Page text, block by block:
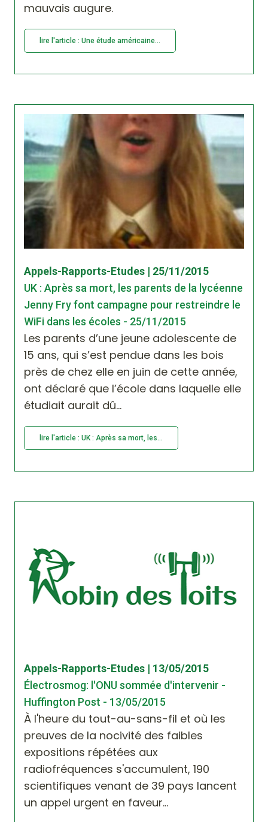
mauvais augure.
lire l'article : Une étude américaine...
Appels-Rapports-Etudes | 25/11/2015
UK : Après sa mort, les parents de la lycéenne
Jenny Fry font campagne pour restreindre le
WiFi dans les écoles - 25/11/2015
Les parents d’une jeune adolescente de
15 ans, qui s’est pendue dans les bois
près de chez elle en juin de cette année,
ont déclaré que l’école dans laquelle elle
étudiait aurait dû...
lire l'article : UK : Après sa mort, les...
Appels-Rapports-Etudes | 13/05/2015
Électrosmog: l'ONU sommée d'intervenir -
Huffington Post - 13/05/2015
À l'heure du tout-au-sans-fil et où les
preuves de la nocivité des faibles
expositions répétées aux
radiofréquences s'accumulent, 190
scientifiques venant de 39 pays lancent
un appel urgent en faveur...